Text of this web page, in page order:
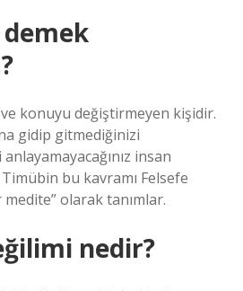
konuyu değiştirmeyen kişidir.
gidip gitmediğinizi
insan
bu kavramı Felsefe
medite” olarak tanımlar.
nedir?